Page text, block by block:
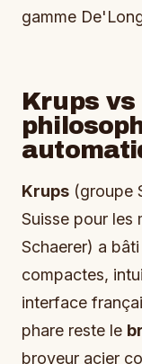
gamme
Krups vs
Krups (groupe
Suisse pour les
Schaerer) a
compactes,
interface
phare reste le
broyeur acier